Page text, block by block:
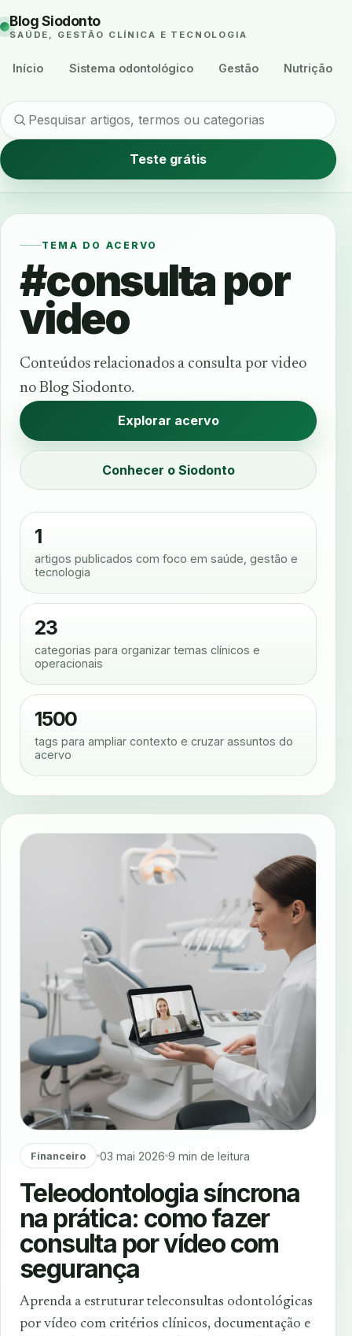
Blog Siodonto
SAÚDE, GESTÃO CLÍNICA E TECNOLOGIA
Início Sistema odontológico Gestão Nutrição
Teste grátis
TEMA DO ACERVO
#consulta por
video
Conteúdos relacionados a consulta por video
no Blog Siodonto.
Explorar acervo
Conhecer o Siodonto
1
artigos publicados com foco em saúde, gestão e
tecnologia
23
categorias para organizar temas clínicos e
operacionais
1500
tags para ampliar contexto e cruzar assuntos do
acervo
Financeiro 03 mai 2026 9 min de leitura
Teleodontologia síncrona
na prática: como fazer
consulta por vídeo com
segurança
Aprenda a estruturar teleconsultas odontológicas
por vídeo com critérios clínicos, documentação e